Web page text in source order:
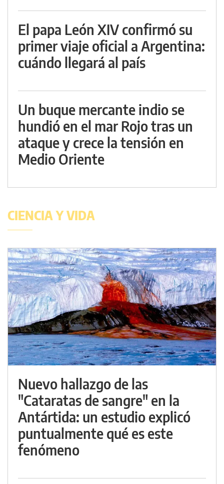
El papa León XIV confirmó su
primer viaje oficial a Argentina:
cuándo llegará al país
Un buque mercante indio se
hundió en el mar Rojo tras un
ataque y crece la tensión en
Medio Oriente
CIENCIA Y VIDA
Nuevo hallazgo de las
"Cataratas de sangre" en la
Antártida: un estudio explicó
puntualmente qué es este
fenómeno